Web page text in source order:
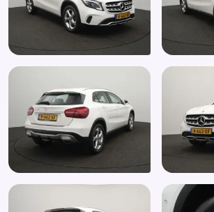
Regensensor
Stuurbekrachtiging snelheidsafhankelijk
Stuur leder
Stuur multifunctioneel
Vermoeidheids herkenning
Warmtewerend glas